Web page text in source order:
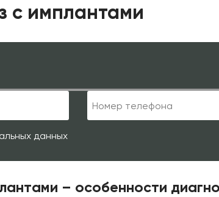
с имплантами
данных
– особенности